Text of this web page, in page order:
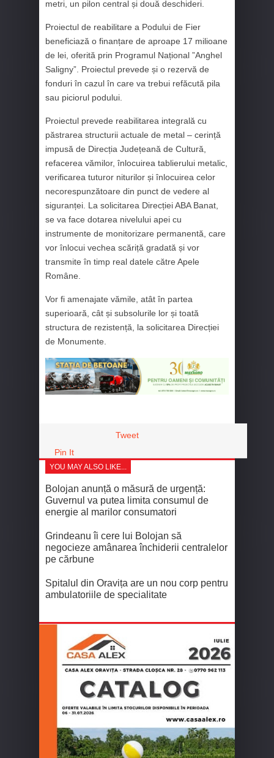
metri, un pilon central și două deschideri.
Proiectul de reabilitare a Podului de Fier
beneficiază o finanțare de aproape 17 milioane
de lei, oferită prin Programul Național ”Anghel
Saligny”. Proiectul prevede și o rezervă de
fonduri în cazul în care va trebui refăcută pila
sau piciorul podului.
Proiectul prevede reabilitarea integrală cu
păstrarea structurii actuale de metal – cerință
impusă de Direcția Județeană de Cultură,
refacerea vămilor, înlocuirea tablierului metalic,
verificarea tuturor niturilor și înlocuirea celor
necorespunzătoare din punct de vedere al
siguranței. La solicitarea Direcției ABA Banat,
se va face dotarea nivelului apei cu
instrumente de monitorizare permanentă, care
vor înlocui vechea scăriță gradată și vor
transmite în timp real datele către Apele
Române.
Vor fi amenajate vămile, atât în partea
superioară, cât și subsolurile lor și toată
structura de rezistență, la solicitarea Direcției
de Monumente.
Tweet
Pin It
YOU MAY ALSO LIKE...
Bolojan anunță o măsură de urgență:
Guvernul va putea limita consumul de
energie al marilor consumatori
Grindeanu îi cere lui Bolojan să
negocieze amânarea închiderii centralelor
pe cărbune
Spitalul din Oravița are un nou corp pentru
ambulatoriile de specialitate